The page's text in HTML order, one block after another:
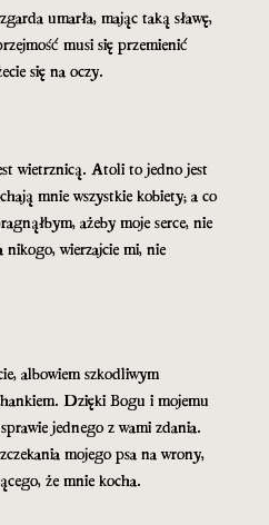
umarła, mając taką sławę,
musi się przemienić
się na oczy.
wietrznicą. Atoli to jedno jest
mnie wszystkie kobiety; a co
ażeby moje serce, nie
nikogo, wierzajcie mi, nie
albowiem szkodliwym
Dzięki Bogu i mojemu
jednego z wami zdania.
mojego psa na wrony,
że mnie kocha.